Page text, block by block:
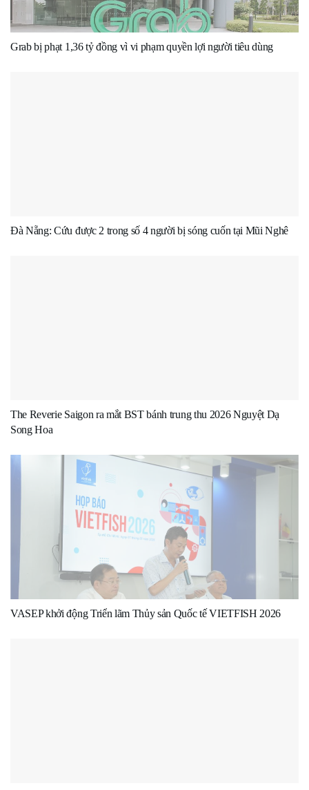
Grab bị phạt 1,36 tỷ đồng vì vi phạm quyền lợi người tiêu dùng
Đà Nẵng: Cứu được 2 trong số 4 người bị sóng cuốn tại Mũi Nghê
The Reverie Saigon ra mắt BST bánh trung thu 2026 Nguyệt Dạ
Song Hoa
VASEP khởi động Triển lãm Thủy sản Quốc tế VIETFISH 2026